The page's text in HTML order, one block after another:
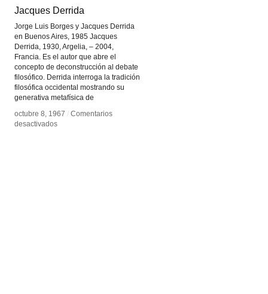
Jacques Derrida
Jorge Luis Borges y Jacques Derrida
en Buenos Aires, 1985 Jacques
Derrida, 1930, Argelia, – 2004,
Francia. Es el autor que abre el
concepto de deconstrucción al debate
filosófico. Derrida interroga la tradición
filosófica occidental mostrando su
generativa metafísica de
octubre 8, 1967 / Comentarios
desactivadosen
Jacques Derrida
octubre 8, 1967 / Comentarios
desactivadosen